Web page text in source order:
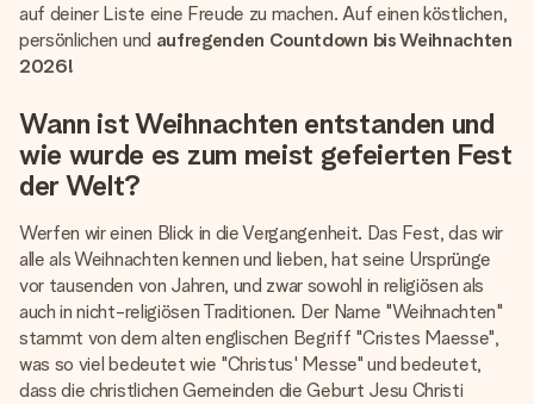
auf deiner Liste eine Freude zu machen. Auf einen köstlichen,
persönlichen und aufregenden Countdown bis Weihnachten
2026!
Wann ist Weihnachten entstanden und
wie wurde es zum meist gefeierten Fest
der Welt?
Werfen wir einen Blick in die Vergangenheit. Das Fest, das wir
alle als Weihnachten kennen und lieben, hat seine Ursprünge
vor tausenden von Jahren, und zwar sowohl in religiösen als
auch in nicht-religiösen Traditionen. Der Name "Weihnachten"
stammt von dem alten englischen Begriff "Cristes Maesse",
was so viel bedeutet wie "Christus' Messe" und bedeutet,
dass die christlichen Gemeinden die Geburt Jesu Christi